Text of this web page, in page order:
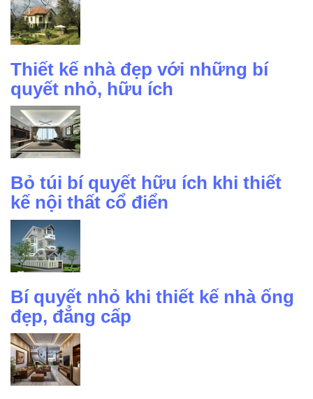
Thiết kế nhà đẹp với những bí
quyết nhỏ, hữu ích
Bỏ túi bí quyết hữu ích khi thiết
kế nội thất cổ điển
Bí quyết nhỏ khi thiết kế nhà ống
đẹp, đẳng cấp